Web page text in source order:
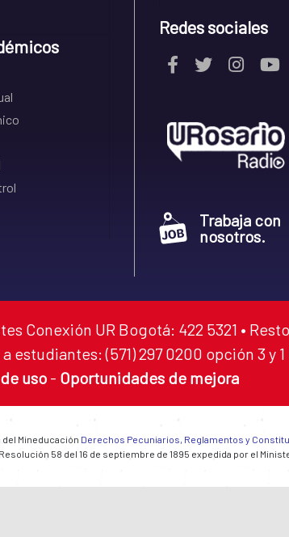
Redes sociales
Trabaja con
nosotros.
Conexión UR Bogotá: 422 5321 •
estudiantes: (571) 297 0200 opción 3 y
uso - Oportunidades de mejora
Mineducación Derechos Pecuniarios, Reglamentos y
58 del 16 de septiembre de 1895 expedida por el